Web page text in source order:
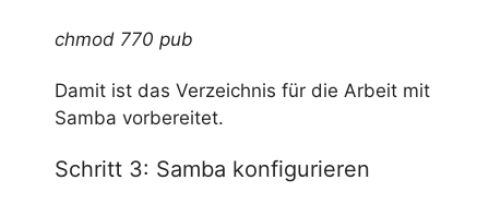
chmod 770 pub
Damit ist das Verzeichnis für die Arbeit mit
Samba vorbereitet.
Schritt 3: Samba konfigurieren